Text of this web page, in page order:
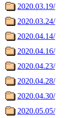
2020.03.19/
2020.03.24/
2020.04.14/
2020.04.16/
2020.04.23/
2020.04.28/
2020.04.30/
2020.05.05/